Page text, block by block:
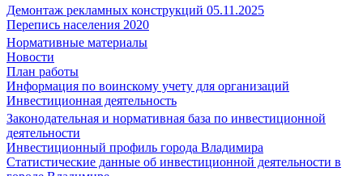
Демонтаж рекламных конструкций 05.11.2025
Перепись населения 2020
Нормативные материалы
Новости
План работы
Информация по воинскому учету для организаций
Инвестиционная деятельность
Законодательная и нормативная база по инвестиционной
деятельности
Инвестиционный профиль города Владимира
Статистические данные об инвестиционной деятельности в